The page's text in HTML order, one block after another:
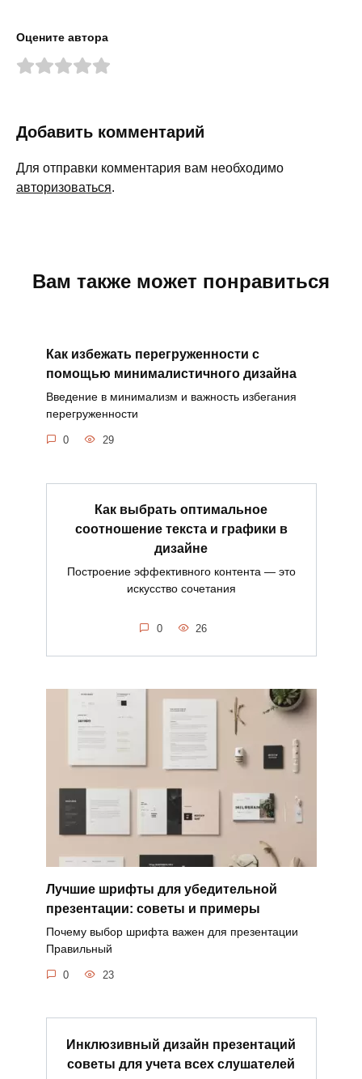
Оцените автора
Добавить комментарий
Для отправки комментария вам необходимо
авторизоваться.
Вам также может понравиться
Как избежать перегруженности с
помощью минималистичного дизайна
Введение в минимализм и важность избегания
перегруженности
0 29
Как выбрать оптимальное
соотношение текста и графики в
дизайне
Построение эффективного контента — это
искусство сочетания
0 26
Лучшие шрифты для убедительной
презентации: советы и примеры
Почему выбор шрифта важен для презентации
Правильный
0 23
Инклюзивный дизайн презентаций
советы для учета всех слушателей